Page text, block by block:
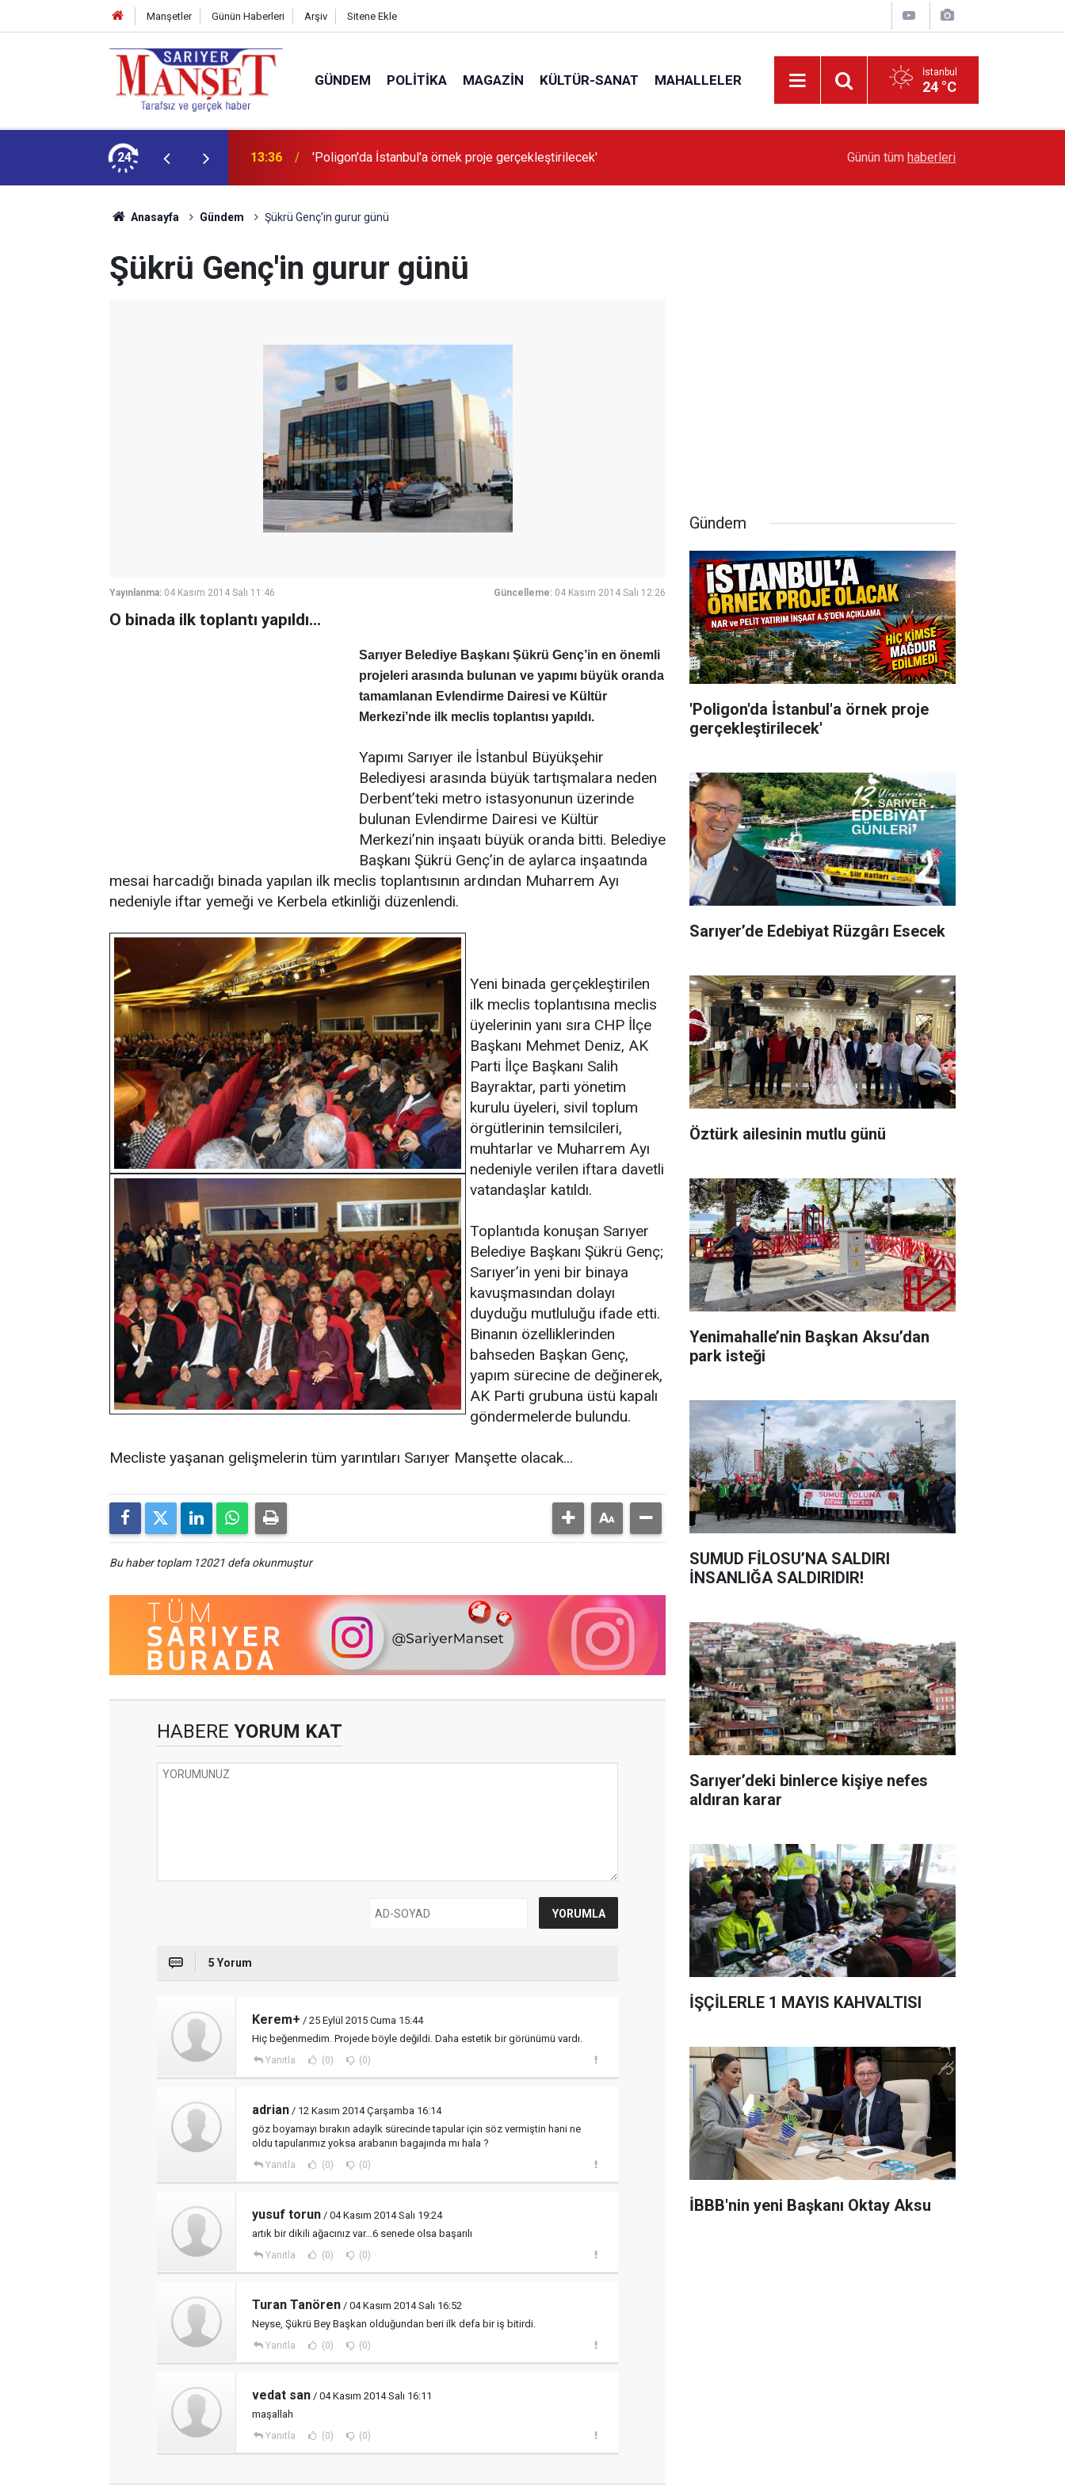
Manşetler Günün Haberleri Arşiv Sitene Ekle
GÜNDEM POLITIKA MAGAZIN KÜLTÜR-SANAT MAHALLELER İstanbul
24 °C
24 13:36 'Poligon'da İstanbul'a örnek proje gerçekleştirilecek' Sarıyer’de Edebiyat Rüzgârı Esecek
Günün tüm haberleri
Anasayfa Gündem Şükrü Genç'in gurur günü
Şükrü Genç'in gurur günü
Yayınlanma: 04 Kasım 2014 Salı 11:46 Güncelleme: 04 Kasım 2014 Salı 12:26
O binada ilk toplantı yapıldı...
Sarıyer Belediye Başkanı Şükrü Genç’in en önemli
projeleri arasında bulunan ve yapımı büyük oranda
tamamlanan Evlendirme Dairesi ve Kültür
Merkezi’nde ilk meclis toplantısı yapıldı.
Yapımı Sarıyer ile İstanbul Büyükşehir
Belediyesi arasında büyük tartışmalara neden
Derbent’teki metro istasyonunun üzerinde
bulunan Evlendirme Dairesi ve Kültür
Merkezi’nin inşaatı büyük oranda bitti. Belediye
Başkanı Şükrü Genç’in de aylarca inşaatında
mesai harcadığı binada yapılan ilk meclis toplantısının ardından Muharrem Ayı
nedeniyle iftar yemeği ve Kerbela etkinliği düzenlendi.
Yeni binada gerçekleştirilen
ilk meclis toplantısına meclis
üyelerinin yanı sıra CHP İlçe
Başkanı Mehmet Deniz, AK
Parti İlçe Başkanı Salih
Bayraktar, parti yönetim
kurulu üyeleri, sivil toplum
örgütlerinin temsilcileri,
muhtarlar ve Muharrem Ayı
nedeniyle verilen iftara davetli
vatandaşlar katıldı.
Toplantıda konuşan Sarıyer
Belediye Başkanı Şükrü Genç;
Sarıyer’in yeni bir binaya
kavuşmasından dolayı
duyduğu mutluluğu ifade etti.
Binanın özelliklerinden
bahseden Başkan Genç,
yapım sürecine de değinerek,
AK Parti grubuna üstü kapalı
göndermelerde bulundu.
Mecliste yaşanan gelişmelerin tüm yarıntıları Sarıyer Manşette olacak...
Bu haber toplam 12021 defa okunmuştur
HABERE YORUM KAT
5 Yorum
Kerem+ / 25 Eylül 2015 Cuma 15:44
Hiç beğenmedim. Projede böyle değildi. Daha estetik bir görünümü vardı.
Yanıtla (0) (0)
adrian / 12 Kasım 2014 Çarşamba 16:14
göz boyamayı bırakın adaylk sürecinde tapular için söz vermiştin hani ne
oldu tapularımız yoksa arabanın bagajında mı hala ?
Yanıtla (0) (0)
yusuf torun / 04 Kasım 2014 Salı 19:24
artık bir dikili ağacınız var...6 senede olsa başarılı
Yanıtla (0) (0)
Turan Tanören / 04 Kasım 2014 Salı 16:52
Neyse, Şükrü Bey Başkan olduğundan beri ilk defa bir iş bitirdi.
Yanıtla (0) (0)
vedat san / 04 Kasım 2014 Salı 16:11
maşallah
Yanıtla (0) (0)
Gündem
'Poligon'da İstanbul'a örnek proje
gerçekleştirilecek'
Sarıyer’de Edebiyat Rüzgârı Esecek
Öztürk ailesinin mutlu günü
Yenimahalle’nin Başkan Aksu’dan
park isteği
SUMUD FİLOSU’NA SALDIRI
İNSANLIĞA SALDIRIDIR!
Sarıyer’deki binlerce kişiye nefes
aldıran karar
İŞÇİLERLE 1 MAYIS KAHVALTISI
İBBB'nin yeni Başkanı Oktay Aksu